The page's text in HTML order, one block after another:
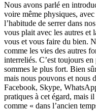
Nous avons parlé en
voire même physiques,
l’habitude de serrer dans
vous plait avec les autres et
vous et vous faire du bien.
comme les vies des autres
interreliés. C’est toujours
sommes le plus fort. Bien
mais nous pouvons et nous
Facebook, Skype,
pratiques à cet égard, mais
comme « dans l’ancien